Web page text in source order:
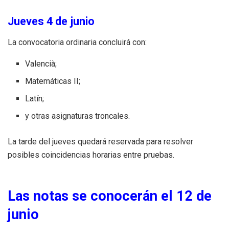
Jueves 4 de junio
La convocatoria ordinaria concluirá con:
Valencià;
Matemáticas II;
Latín;
y otras asignaturas troncales.
La tarde del jueves quedará reservada para resolver
posibles coincidencias horarias entre pruebas.
Las notas se conocerán el 12 de
junio